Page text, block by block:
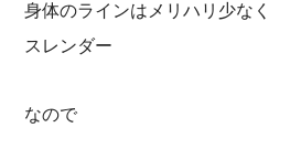
身体のラインはメリハリ少なく
スレンダー
なので